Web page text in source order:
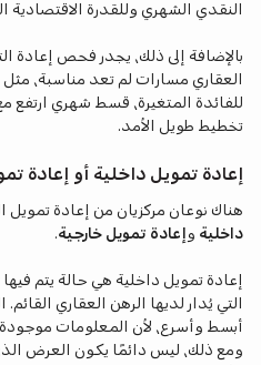
النقدي الشهري وللقدرة الاقتصادية
بالإضافة إلى ذلك، يجدر فحص إعادة
العقاري مسارات لم تعد مناسبة،
للفائدة المتغيرة، قسط شهري ارتفع
تخطيط طويل الأمد.
إعادة تمويل داخلية أو إعادة
هناك نوعان مركزيان من إعادة تمويل
داخلية و إعادة تمويل خارجية.
إعادة تمويل داخلية هي حالة يتم
التي يُدار لديها الرهن العقاري
أبسط وأسرع، لأن المعلومات موجودة
ومع ذلك، ليس دائمًا يكون العرض